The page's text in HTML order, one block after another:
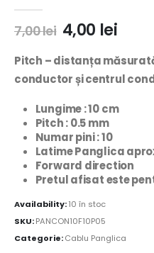
7,00lei 4,00 lei
Pitch –distanța
conductor și centrul
Lungime : 10cm
Pitch : 0.5 mm
Numar pini : 10
Latime Panglica
Forward direction
Pretul afisat este
Availability:10 în stoc
SKU:PANCON10F10P05
Categorie:Cablu Panglica